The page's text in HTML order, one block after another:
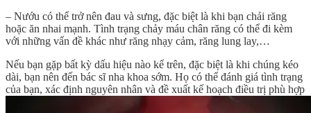
– Nướu có thể trở nên đau và sưng, đặc biệt là khi bạn chải răng
hoặc ăn nhai mạnh. Tình trạng chảy máu chân răng có thể đi kèm
với những vấn đề khác như răng nhạy cảm, răng lung lay,…
Nếu bạn gặp bất kỳ dấu hiệu nào kể trên, đặc biệt là khi chúng kéo
dài, bạn nên đến bác sĩ nha khoa sớm. Họ có thể đánh giá tình trạng
của bạn, xác định nguyên nhân và đề xuất kế hoạch điều trị phù hợp